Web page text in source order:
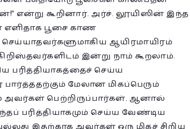
என்று கூறினார். அர்ச். லூயிஸின் இந்த
பூசை காண
ஆயிரமாயிரம்
இன்று நாம் கூறலாம்.
பரித்தியாகத்தைச் செய்ய
பார்த்ததற்கும் மேலான மிகப்பெரும்
பெற்றிருப்பார்கள். ஆனால்
செய்ய வேண்டிய